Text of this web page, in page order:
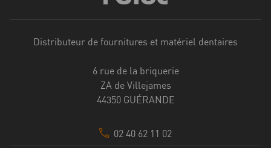
Distributeur de fournitures et matériel dentaires
6 rue de la briquerie
ZA de Villejames
44350 GUÉRANDE
02 40 62 11 02